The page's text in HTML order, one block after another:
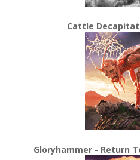
Cattle
Gloryhammer - Return